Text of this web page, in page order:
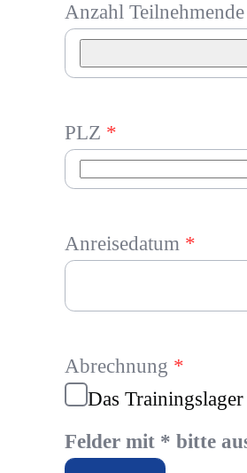
Anzahl Teilnehmende
PLZ *
Anreisedatum *
Abrechnung *
Das
Felder mit * bitte